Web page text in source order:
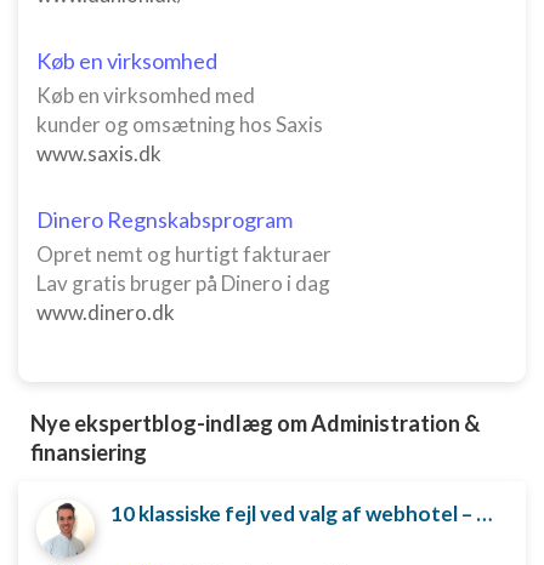
Køb en virksomhed
Køb en virksomhed med
kunder og omsætning hos Saxis
www.saxis.dk
Dinero Regnskabsprogram
Opret nemt og hurtigt fakturaer
Lav gratis bruger på Dinero i dag
www.dinero.dk
Nye ekspertblog-indlæg om Administration &
finansiering
10 klassiske fejl ved valg af webhotel – og hvordan du undgår dem